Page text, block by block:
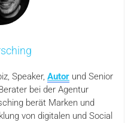
Speaker, Autor und Senior
bei der Agentur
berät Marken und
von digitalen und Social